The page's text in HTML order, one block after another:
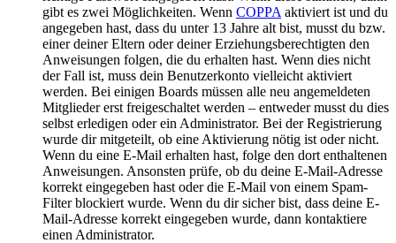
gibt es zwei Möglichkeiten. Wenn COPPA aktiviert ist und du
angegeben hast, dass du unter 13 Jahre alt bist, musst du bzw.
einer deiner Eltern oder deiner Erziehungsberechtigten den
Anweisungen folgen, die du erhalten hast. Wenn dies nicht
der Fall ist, muss dein Benutzerkonto vielleicht aktiviert
werden. Bei einigen Boards müssen alle neu angemeldeten
Mitglieder erst freigeschaltet werden – entweder musst du dies
selbst erledigen oder ein Administrator. Bei der Registrierung
wurde dir mitgeteilt, ob eine Aktivierung nötig ist oder nicht.
Wenn du eine E-Mail erhalten hast, folge den dort enthaltenen
Anweisungen. Ansonsten prüfe, ob du deine E-Mail-Adresse
korrekt eingegeben hast oder die E-Mail von einem Spam-
Filter blockiert wurde. Wenn du dir sicher bist, dass deine E-
Mail-Adresse korrekt eingegeben wurde, dann kontaktiere
einen Administrator.